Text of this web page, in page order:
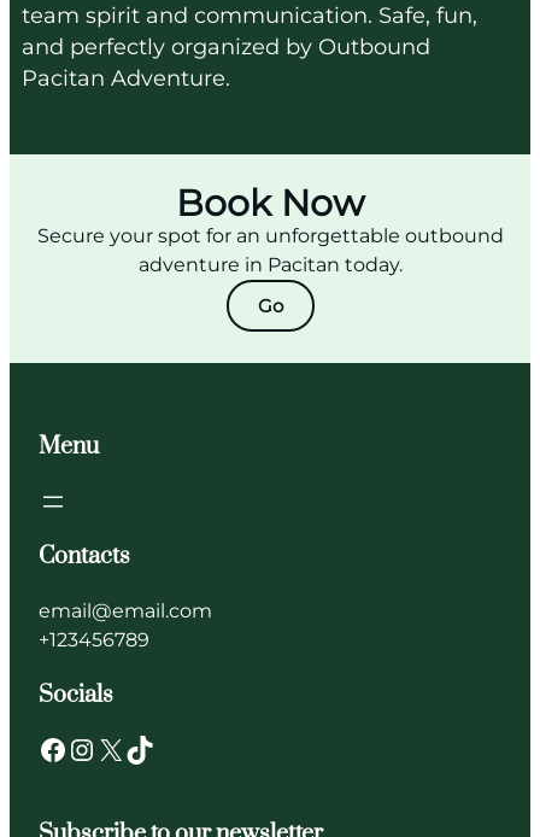
team spirit and communication. Safe, fun,
and perfectly organized by Outbound
Pacitan Adventure.
Book Now
Secure your spot for an unforgettable outbound
adventure in Pacitan today.
Go
Menu
Contacts
email@email.com
+123456789
Socials